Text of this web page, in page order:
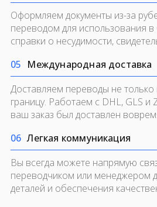
Оформляем документы из-за
переводом для использования
справки о несудимости,
05 Международная доставка
Доставляем переводы не только
границу. Работаем с DHL, GLS и
ваш заказ был доставлен
06 Легкая коммуникация
Вы всегда можете напрямую
переводчиком или менеджером
деталей и обеспечения